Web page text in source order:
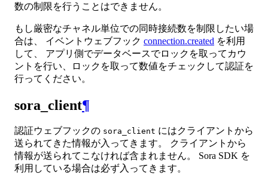
数の制限を行うことはできません。
もし厳密なチャネル単位での同時接続数を制限したい場
合は、 イベントウェブフック connection.created を利用
して、 アプリ側でデータベースでロックを取ってカウ
ントを行い、ロックを取って数値をチェックして認証を
行ってください。
sora_client¶
認証ウェブフックの sora_client にはクライアントから
送られてきた情報が入ってきます。 クライアントから
情報が送られてこなければ含まれません。 Sora SDK を
利用している場合は必ず入ってきます。